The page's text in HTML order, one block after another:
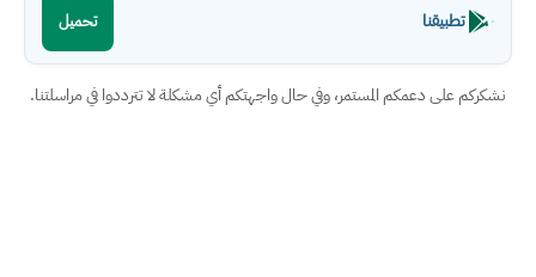
تطبيقنا تحميل
نشكركم على دعمكم المستمر، وفي حال واجهتكم أي مشكلة لا تترددوا في مراسلتنا.